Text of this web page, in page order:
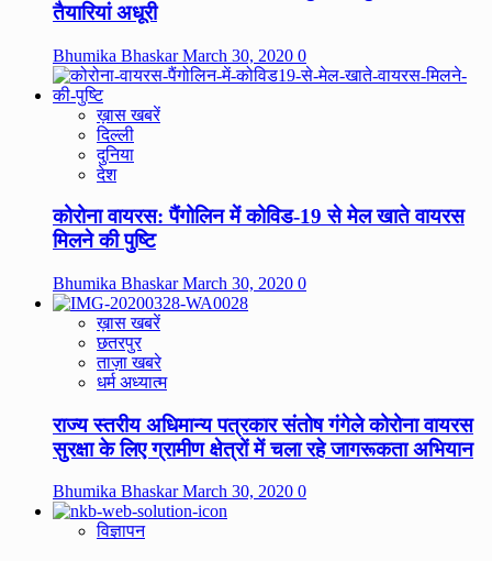
तैयारियां अधूरी
Bhumika BhaskarMarch 30, 2020 0
ख़ास खबरें
दिल्ली
दुनिया
देश
कोरोना वायरस: पैंगोलिन में कोविड-19 से मेल खाते वायरस
मिलने की पुष्टि
Bhumika BhaskarMarch 30, 2020 0
ख़ास खबरें
छतरपुर
ताज़ा खबरे
धर्म अध्यात्म
राज्य स्तरीय अधिमान्य पत्रकार संतोष गंगेले कोरोना वायरस
सुरक्षा के लिए ग्रामीण क्षेत्रों में चला रहे जागरूकता अभियान
Bhumika BhaskarMarch 30, 2020 0
विज्ञापन